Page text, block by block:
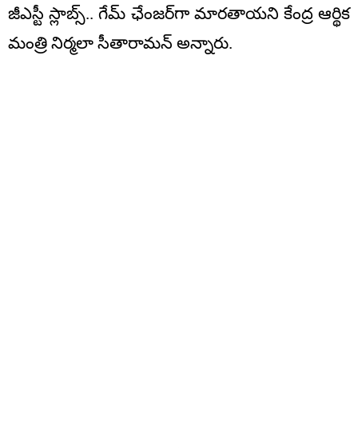
జీఎస్టీ స్లాబ్స్‌.. గేమ్‌ ఛేంజర్‌గా మారతాయని కేంద్ర ఆర్థిక
మంత్రి నిర్మలా సీతారామన్‌ అన్నారు.